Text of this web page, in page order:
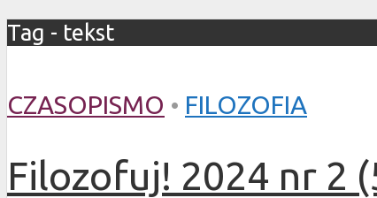
Tag - tekst
CZASOPISMO • FILOZOFIA
Filozofuj! 2024 nr 2